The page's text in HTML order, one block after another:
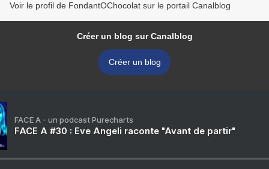
Voir le profil de FondantOChocolat sur le portail Canalblog
Créer un blog sur Canalblog
Créer un blog
FACE A - un podcast Purecharts
FACE A #30 : Eve Angeli raconte "Avant de partir"